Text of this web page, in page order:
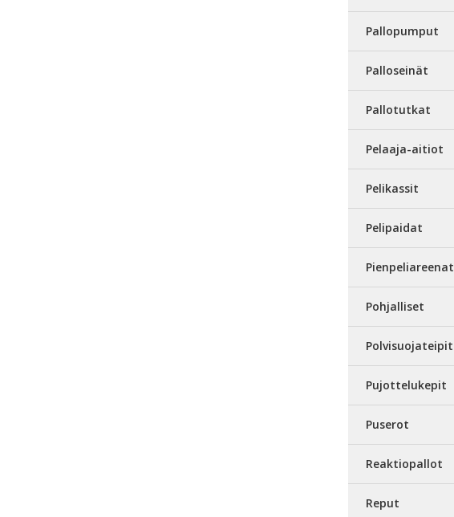
Pallopumput
Palloseinät
Pallotutkat
Pelaaja-aitiot
Pelikassit
Pelipaidat
Pienpeliareenat
Pohjalliset
Polvisuojateipit
Pujottelukepit
Puserot
Reaktiopallot
Reput